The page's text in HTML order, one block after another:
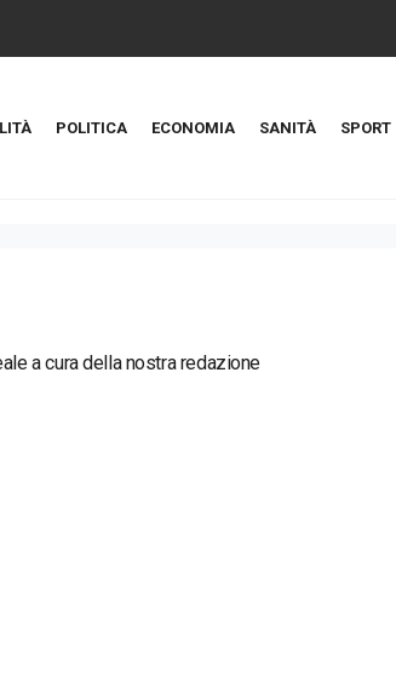
POLITICA ECONOMIA SANITÀ SPORT
a cura della nostra redazione